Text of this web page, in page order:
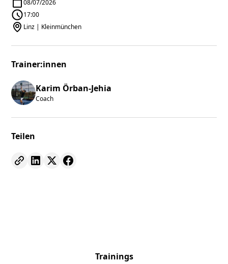
08/07/2026
17:00
Linz | Kleinmünchen
Trainer:innen
Karim Örban-Jehia
Coach
Teilen
Trainings